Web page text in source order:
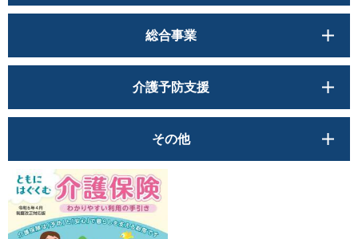
総合事業
介護予防支援
その他